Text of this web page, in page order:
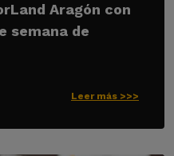
Aragón con
semana de
Leer más >>>